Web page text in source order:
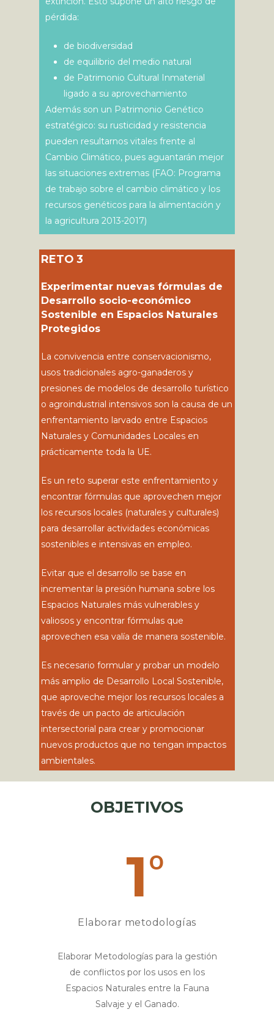
pérdida:
de biodiversidad
de equilibrio del medio natural
de Patrimonio Cultural Inmaterial
ligado a su aprovechamiento
Además son un Patrimonio Genético
estratégico: su rusticidad y resistencia
pueden resultarnos vitales frente al
Cambio Climático, pues aguantarán mejor
las situaciones extremas (FAO: Programa
de trabajo sobre el cambio climático y los
recursos genéticos para la alimentación y
la agricultura 2013-2017)
RETO 3
Experimentar nuevas fórmulas de
Desarrollo socio-económico
Sostenible en Espacios Naturales
Protegidos
La convivencia entre conservacionismo,
usos tradicionales agro-ganaderos y
presiones de modelos de desarrollo turístico
o agroindustrial intensivos son la causa de un
enfrentamiento larvado entre Espacios
Naturales y Comunidades Locales en
prácticamente toda la UE.
Es un reto superar este enfrentamiento y
encontrar fórmulas que aprovechen mejor
los recursos locales (naturales y culturales)
para desarrollar actividades económicas
sostenibles e intensivas en empleo.
Evitar que el desarrollo se base en
incrementar la presión humana sobre los
Espacios Naturales más vulnerables y
valiosos y encontrar fórmulas que
aprovechen esa valía de manera sostenible.
Es necesario formular y probar un modelo
más amplio de Desarrollo Local Sostenible,
que aproveche mejor los recursos locales a
través de un pacto de articulación
intersectorial para crear y promocionar
nuevos productos que no tengan impactos
ambientales.
OBJETIVOS
1o
Elaborar metodologías
Elaborar Metodologías para la gestión
de conflictos por los usos en los
Espacios Naturales entre la Fauna
Salvaje y el Ganado.